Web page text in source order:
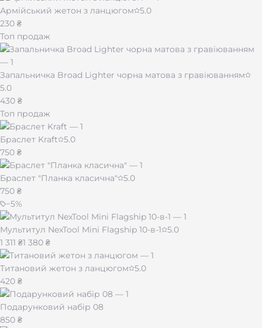
Армійський жетон з ланцюгом
5.0
230 ₴
Топ продаж
Запальничка Broad Lighter чорна матова з гравіюванням
5.0
430 ₴
Топ продаж
Браслет Kraft
5.0
750 ₴
Браслет "Планка класична"
5.0
750 ₴
−5%
Мультитул NexTool Mini Flagship 10-в-1
5.0
1 311 ₴1 380 ₴
Титановий жетон з ланцюгом
5.0
420 ₴
Подарунковий набір 08
850 ₴